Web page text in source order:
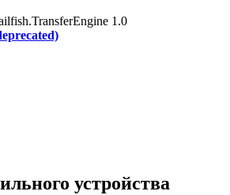
1.0
устройства